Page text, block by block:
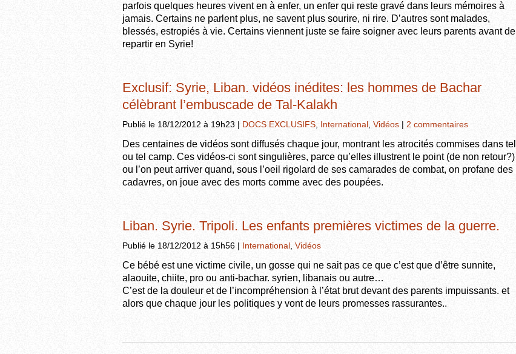
parfois quelques heures vivent en à enfer, un enfer qui reste gravé dans leurs mémoires à
jamais. Certains ne parlent plus, ne savent plus sourire, ni rire. D’autres sont malades,
blessés, estropiés à vie. Certains viennent juste se faire soigner avec leurs parents avant de
repartir en Syrie!
Exclusif: Syrie, Liban. vidéos inédites: les hommes de Bachar
célèbrant l’embuscade de Tal-Kalakh
Publié le 18/12/2012 à 19h23 | DOCS EXCLUSIFS International Vidéos | 2 commentaires
Des centaines de vidéos sont diffusés chaque jour, montrant les atrocités commises dans tel
ou tel camp. Ces vidéos-ci sont singulières, parce qu’elles illustrent le point (de non retour?)
ou l’on peut arriver quand, sous l’oeil rigolard de ses camarades de combat, on profane des
cadavres, on joue avec des morts comme avec des poupées.
Liban. Syrie. Tripoli. Les enfants premières victimes de la guerre.
Publié le 18/12/2012 à 15h56 | International Vidéos
Ce bébé est une victime civile, un gosse qui ne sait pas ce que c’est que d’être sunnite,
alaouite, chiite, pro ou anti-bachar. syrien, libanais ou autre…
C’est de la douleur et de l’incompréhension à l’état brut devant des parents impuissants. et
alors que chaque jour les politiques y vont de leurs promesses rassurantes..